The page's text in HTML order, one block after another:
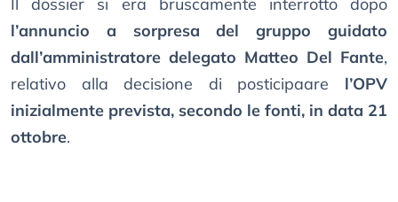
Il dossier si era bruscamente interrotto dopo
l’annuncio a sorpresa del gruppo guidato
dall’amministratore delegato Matteo Del Fante,
relativo alla decisione di posticipaare l’OPV
inizialmente prevista, secondo le fonti, in data 21
ottobre.